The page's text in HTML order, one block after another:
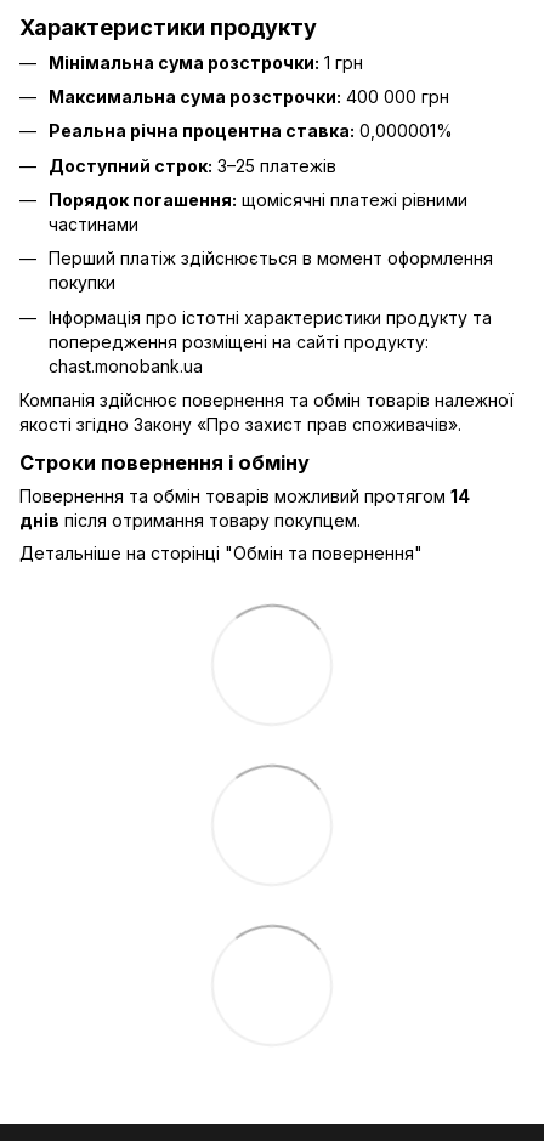
Характеристики продукту
Мінімальна сума розстрочки: 1 грн
Максимальна сума розстрочки: 400 000 грн
Реальна річна процентна ставка: 0,000001%
Доступний строк: 3–25 платежів
Порядок погашення: щомісячні платежі рівними
частинами
Перший платіж здійснюється в момент оформлення
покупки
Інформація про істотні характеристики продукту та
попередження розміщені на сайті продукту:
chast.monobank.ua
Компанія здійснює повернення та обмін товарів належної
якості згідно Закону «Про захист прав споживачів».
Строки повернення і обміну
Повернення та обмін товарів можливий протягом 14
днів після отримання товару покупцем.
Детальніше на сторінці "Обмін та повернення"